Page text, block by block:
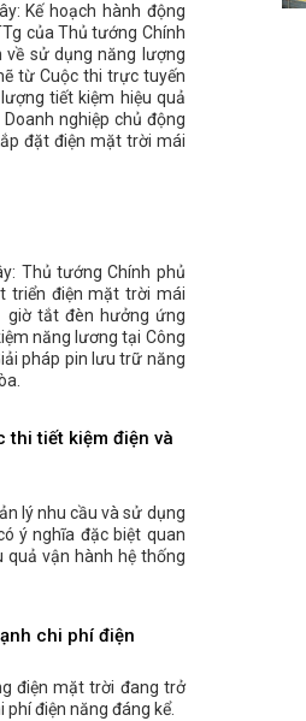
Kế hoạch hành động
của Thủ tướng Chính
về sử dụng năng lượng
từ Cuộc thi trực tuyến
tiết kiệm hiệu quả
nghiệp chủ động
đặt điện mặt trời mái
Thủ tướng Chính phủ
triển điện mặt trời mái
giờ tắt đèn hưởng ứng
năng lương tại Công
pháp pin lưu trữ năng
thi tiết kiệm điện và
lý nhu cầu và sử dụng
ý nghĩa đặc biệt quan
quả vận hành hệ thống
chi phí điện
điện mặt trời đang trở
điện năng đáng kể.